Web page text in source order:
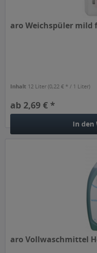
aro Weichspüler mild
Inhalt 12 Liter(0,22 € * / 1 Liter)
ab 2,69 € *
In den
aro Vollwaschmittel